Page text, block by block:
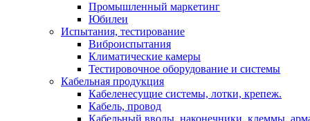
Промышленный маркетинг
Юбилеи
Испытания, тестирование
Виброиспытания
Климатические камеры
Тестировочное оборудование и системы
Кабельная продукция
Кабеленесущие системы, лотки, крепеж.
Кабель, провод